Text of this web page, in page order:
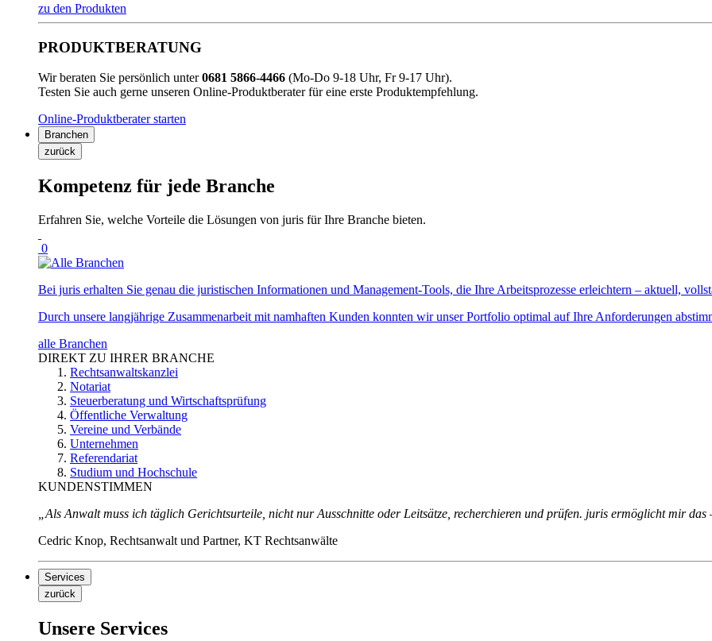
zu den Produkten
PRODUKTBERATUNG
Wir beraten Sie persönlich unter0681 5866-4466 (Mo-Do 9-18 Uhr, Fr 9-17 Uhr).
Testen Sie auch gerne unseren Online-Produktberater für eine erste Produktempfehlung.
Online-Produktberater starten
Branchen
zurück
Kompetenz für jede Branche
Erfahren Sie, welche Vorteile die Lösungen von juris für Ihre Branche bieten.
0
Bei juris erhalten Sie genau die juristischen Informationen und Management-Tools, die Ihre Arbeitsprozesse erleichtern – aktuell,
Durch unsere langjährige Zusammenarbeit mit namhaften Kunden konnten wir unser Portfolio optimal auf Ihre Anforderungen
alle Branchen
DIREKT ZU IHRER BRANCHE
Rechtsanwaltskanzlei
Notariat
Steuerberatung und Wirtschaftsprüfung
Öffentliche Verwaltung
Vereine und Verbände
Unternehmen
Referendariat
Studium und Hochschule
KUNDENSTIMMEN
„Als Anwalt muss ich täglich Gerichtsurteile, nicht nur Ausschnitte oder Leitsätze, recherchieren und prüfen. juris ermöglicht mir
Cedric Knop, Rechtsanwalt und Partner, KT Rechtsanwälte
Services
zurück
Unsere Services